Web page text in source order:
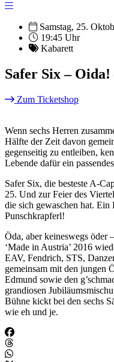
Samstag, 25.
19:45 Uhr
Kabarett
Safer Six –
Zum Ticketshop
Wenn sechs Herren
Hälfte der Zeit davon
gegenseitig zu entleiben,
Lebende dafür ein
Safer Six, die besteste A-
25. Und zur Feier des
die sich gewaschen hat.
Punschkrapferl!
Öda, aber keineswegs öder
‘Made in Austria’ 2016
EAV, Fendrich, STS,
gemeinsam mit den jungen
Edmund sowie den
grandiosen
Bühne kickt bei den sechs
wie eh und je.